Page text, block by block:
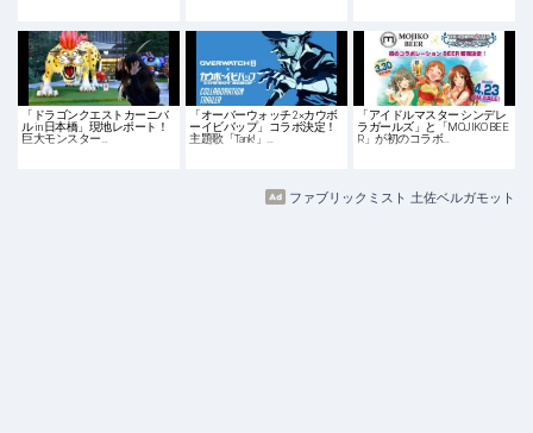
「ドラゴンクエストカーニバ
ル in 日本橋」現地レポート！
巨大モンスター…
「オーバーウォッチ 2×カウボ
ーイビバップ」コラボ決定！
主題歌「Tank!」…
「アイドルマスター シンデレ
ラガールズ」と「MOJIKO BEE
R」が初のコラボ…
ファブリックミスト 土佐ベルガモット